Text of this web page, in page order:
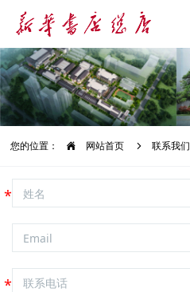
您的位置： 网站首页 联系我们